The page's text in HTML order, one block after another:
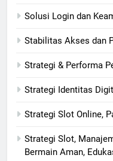
Solusi Login dan
Stabilitas Akses dan
Strategi & Performa
Strategi Identitas
Strategi Slot Online,
Strategi Slot,
Bermain Aman,